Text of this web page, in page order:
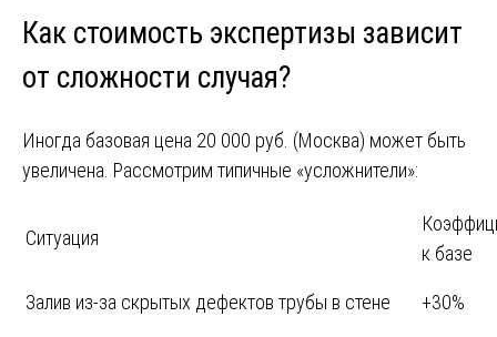
Как стоимость экспертизы зависит
от сложности случая?
Иногда базовая цена 20 000 руб. (Москва) может быть
увеличена. Рассмотрим типичные «усложнители»:
Ситуация
к базе
Залив из-за скрытых дефектов трубы в стене +30%